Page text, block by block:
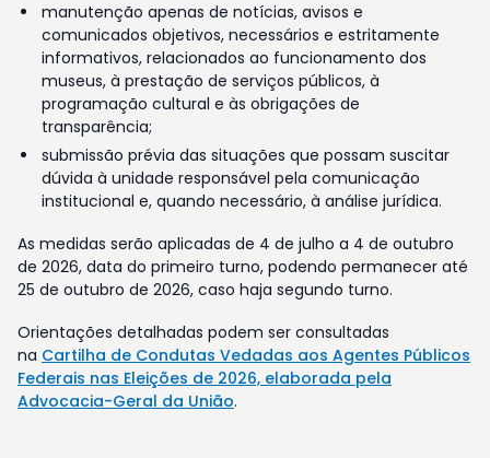
manutenção apenas de notícias, avisos e
comunicados objetivos, necessários e estritamente
informativos, relacionados ao funcionamento dos
museus, à prestação de serviços públicos, à
programação cultural e às obrigações de
transparência;
submissão prévia das situações que possam suscitar
dúvida à unidade responsável pela comunicação
institucional e, quando necessário, à análise jurídica.
As medidas serão aplicadas de 4 de julho a 4 de outubro
de 2026, data do primeiro turno, podendo permanecer até
25 de outubro de 2026, caso haja segundo turno.
Orientações detalhadas podem ser consultadas
na Cartilha de Condutas Vedadas aos Agentes Públicos
Federais nas Eleições de 2026, elaborada pela
Advocacia-Geral da União.